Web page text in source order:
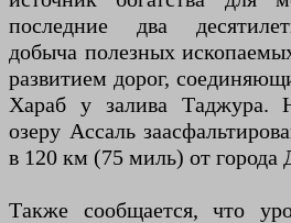
последние два
добыча полезных
развитием дорог,
Хараб у залива Таджура.
озеру Ассаль
в 120 км (75 миль) от города
Также сообщается, что